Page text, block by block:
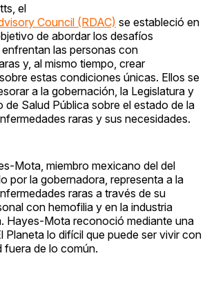
el
Council (RDAC) se estableció en
de abordar los desafíos
las personas con
y, al mismo tiempo, crear
estas condiciones únicas. Ellos se
a la gobernación, la Legislatura y
de Salud Pública sobre el estado de la
raras y sus necesidades.
Mota, miembro mexicano del del
por la gobernadora, representa a la
raras a través de su
con hemofilia y en la industria
Hayes-Mota reconoció mediante una
Planeta lo difícil que puede ser vivir con
fuera de lo común.